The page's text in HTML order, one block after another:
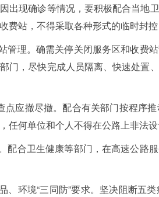
出现确诊等情况，要积极配合当地
费站，不得采取各种形式的临时封
管理。确需关停关闭服务区和收费
门，尽快完成人员隔离、快速处置
点应撤尽撤。配合有关部门按程序
任何单位和个人不得在公路上非法
配合卫生健康等部门，在高速公路
、环境“三同防”要求。坚决阻断五